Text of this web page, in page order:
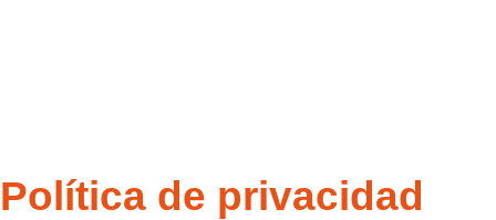
Política de privacidad